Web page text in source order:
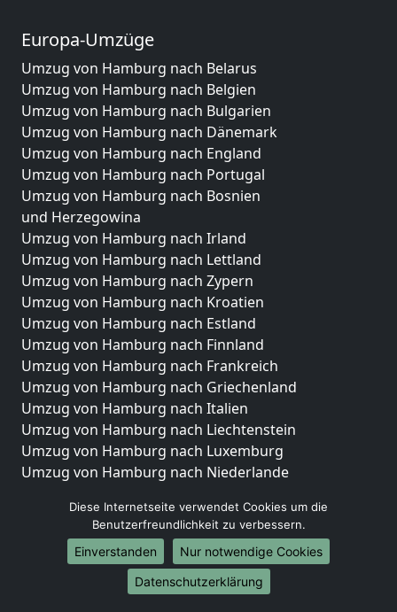
Europa-Umzüge
Umzug von Hamburg nach Belarus
Umzug von Hamburg nach Belgien
Umzug von Hamburg nach Bulgarien
Umzug von Hamburg nach Dänemark
Umzug von Hamburg nach England
Umzug von Hamburg nach Portugal
Umzug von Hamburg nach Bosnien
und Herzegowina
Umzug von Hamburg nach Irland
Umzug von Hamburg nach Lettland
Umzug von Hamburg nach Zypern
Umzug von Hamburg nach Kroatien
Umzug von Hamburg nach Estland
Umzug von Hamburg nach Finnland
Umzug von Hamburg nach Frankreich
Umzug von Hamburg nach Griechenland
Umzug von Hamburg nach Italien
Umzug von Hamburg nach Liechtenstein
Umzug von Hamburg nach Luxemburg
Umzug von Hamburg nach Niederlande
Umzüge-Deutschlandweit
Umzug von Hamburg nach Berlin
Umzug von Hamburg nach Hamburg
Umzug von Hamburg nach München
Diese Internetseite verwendet Cookies um die
Benutzerfreundlichkeit zu verbessern.
Einverstanden
Nur notwendige Cookies
Datenschutzerklärung